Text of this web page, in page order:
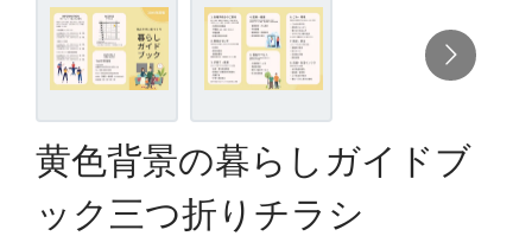
黄色背景の暮らしガイドブ
ック三つ折りチラシ